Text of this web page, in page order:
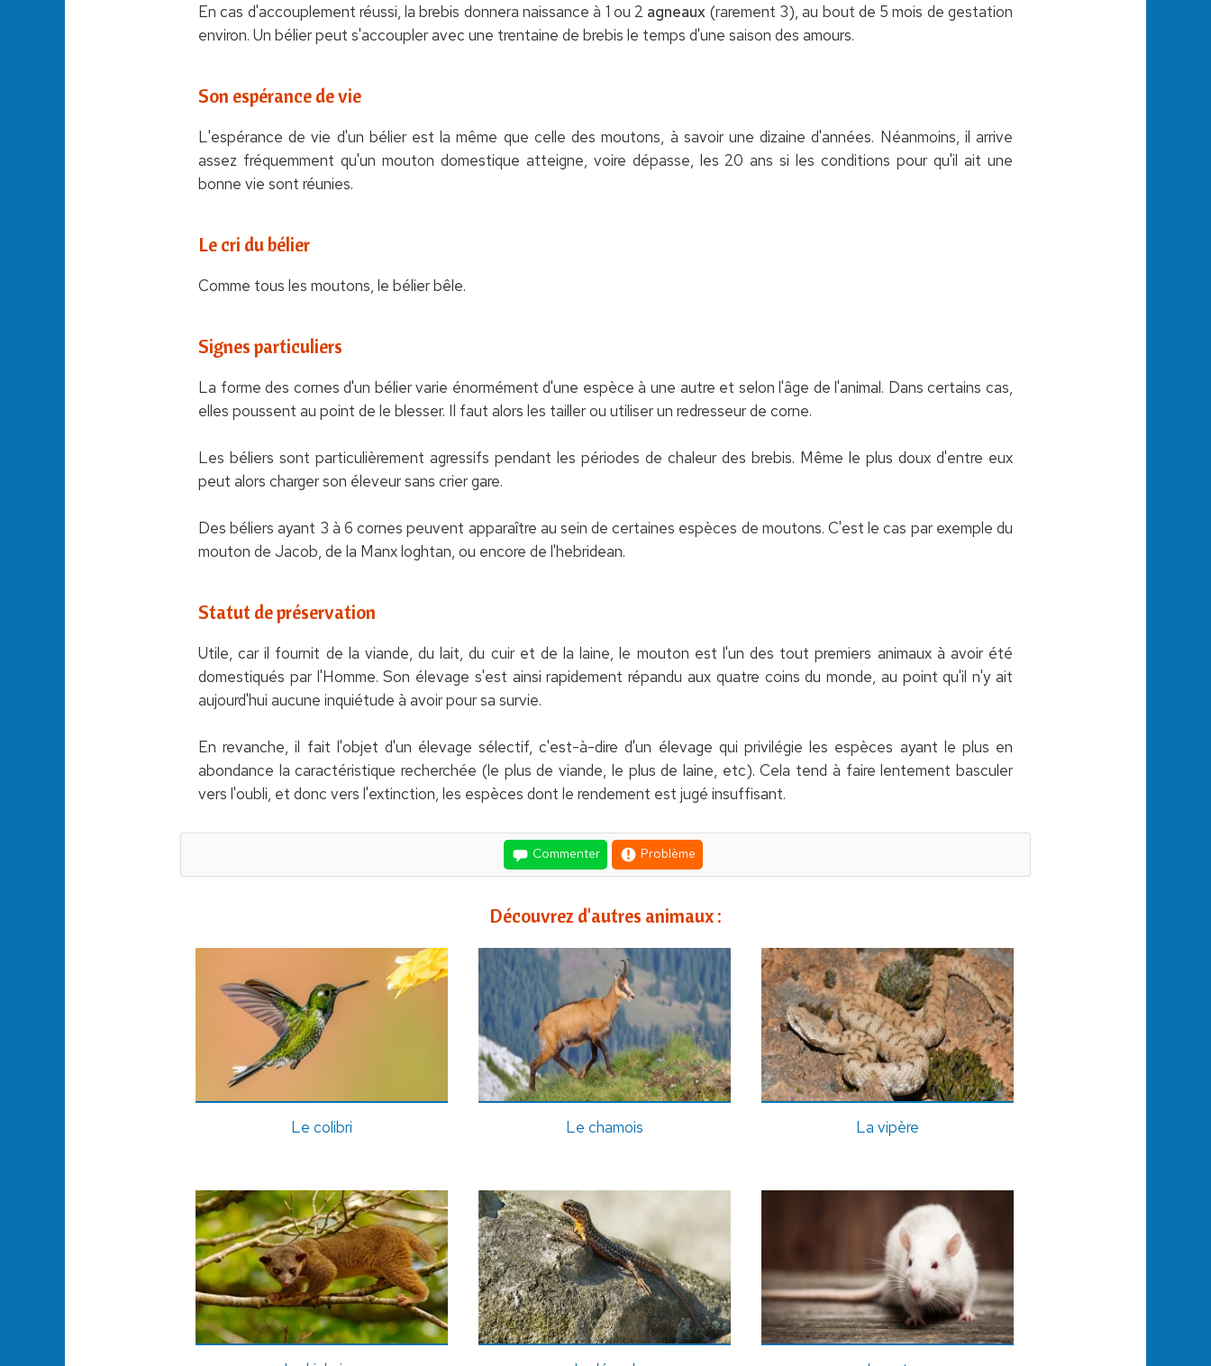
En cas d'accouplement réussi, la brebis donnera naissance à 1 ou 2 agneaux (rarement 3), au bout de 5 mois de gestation
environ. Un bélier peut s'accoupler avec une trentaine de brebis le temps d'une saison des amours.
Son espérance de vie
L'espérance de vie d'un bélier est la même que celle des moutons, à savoir une dizaine d'années. Néanmoins, il arrive
assez fréquemment qu'un mouton domestique atteigne, voire dépasse, les 20 ans si les conditions pour qu'il ait une
bonne vie sont réunies.
Le cri du bélier
Comme tous les moutons, le bélier bêle.
Signes particuliers
La forme des cornes d'un bélier varie énormément d'une espèce à une autre et selon l'âge de l'animal. Dans certains cas,
elles poussent au point de le blesser. Il faut alors les tailler ou utiliser un redresseur de corne.
Les béliers sont particulièrement agressifs pendant les périodes de chaleur des brebis. Même le plus doux d'entre eux
peut alors charger son éleveur sans crier gare.
Des béliers ayant 3 à 6 cornes peuvent apparaître au sein de certaines espèces de moutons. C'est le cas par exemple du
mouton de Jacob, de la Manx loghtan, ou encore de l'hebridean.
Statut de préservation
Utile, car il fournit de la viande, du lait, du cuir et de la laine, le mouton est l'un des tout premiers animaux à avoir été
domestiqués par l'Homme. Son élevage s'est ainsi rapidement répandu aux quatre coins du monde, au point qu'il n'y ait
aujourd'hui aucune inquiétude à avoir pour sa survie.
En revanche, il fait l'objet d'un élevage sélectif, c'est-à-dire d'un élevage qui privilégie les espèces ayant le plus en
abondance la caractéristique recherchée (le plus de viande, le plus de laine, etc). Cela tend à faire lentement basculer
vers l'oubli, et donc vers l'extinction, les espèces dont le rendement est jugé insuffisant.
Commenter Problème
Découvrez d'autres animaux :
Le colibri Le chamois La vipère